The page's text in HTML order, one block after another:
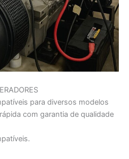
para diversos modelos
com garantia de qualidade